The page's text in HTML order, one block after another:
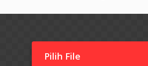
Pilih File